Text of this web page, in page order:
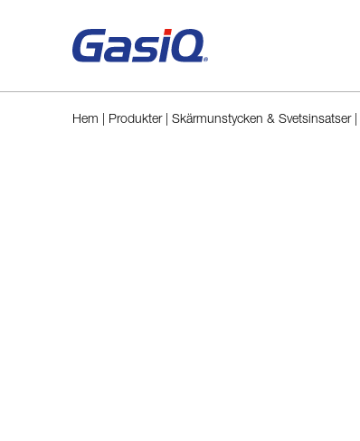
Hem | Produkter| Skärmunstycken & Svetsinsatser|